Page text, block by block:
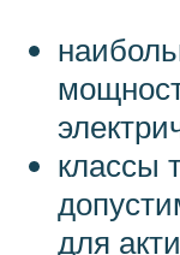
классы
для